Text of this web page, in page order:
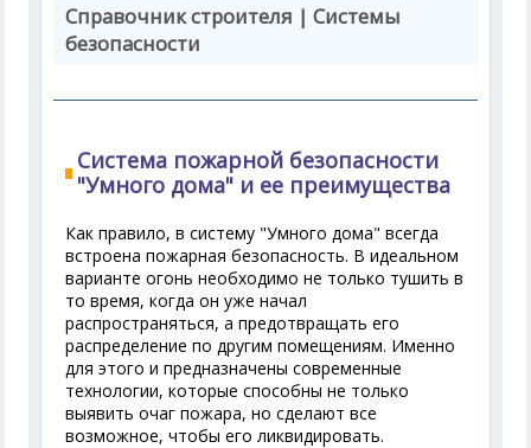
Справочник строителя | Системы
безопасности
Система пожарной безопасности
"Умного дома" и ее преимущества
Как правило, в систему "Умного дома" всегда
встроена пожарная безопасность. В идеальном
варианте огонь необходимо не только тушить в
то время, когда он уже начал
распространяться, а предотвращать его
распределение по другим помещениям. Именно
для этого и предназначены современные
технологии, которые способны не только
выявить очаг пожара, но сделают все
возможное, чтобы его ликвидировать.